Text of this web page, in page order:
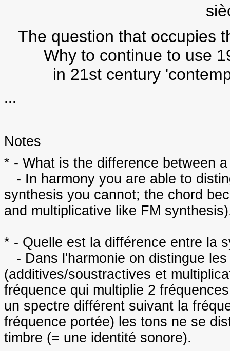
The question that occupies
Why to continue to use
in 21st century
...
Notes
* - What is the difference between
- In harmony you are able to
synthesis you cannot; the chord
and multiplicative like FM
* - Quelle est la différence entre la
- Dans l'harmonie on distingue
(additives/soustractives et
fréquence qui multiplie 2
un spectre différent suivant la
fréquence portée) les tons ne se
timbre (= une identité sonore).